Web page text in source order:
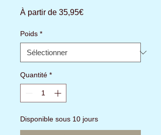
À partir de 35,95€Prix
Poids *
Quantité *
Disponible sous 10 jours